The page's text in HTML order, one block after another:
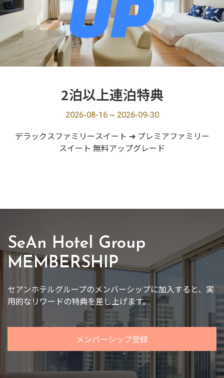
2泊以上連泊特典
2026-08-16 ~ 2026-09-30
デラックスファミリースイート ➔ プレミアファミリー
スイート 無料アップグレード
SeAn Hotel Group
MEMBERSHIP
セアンホテルグループのメンバーシップに加入すると、実
用的なリワードの特典を差し上げます。
メンバーシップ登録